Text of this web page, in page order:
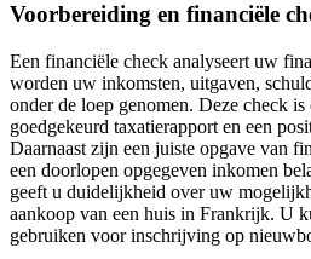
Voorbereiding en financiële
Een financiële check analyseert uw
worden uw inkomsten, uitgaven,
onder de loep genomen. Deze check
goedgekeurd taxatierapport en een
Daarnaast zijn een juiste opgave van
een doorlopen opgegeven inkomen
geeft u duidelijkheid over uw
aankoop van een huis in Frankrijk. U
gebruiken voor inschrijving op